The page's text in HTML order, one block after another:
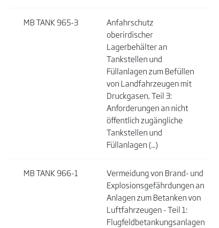
MB TANK 965-3
Anfahrschutz
oberirdischer
Lagerbehälter an
Tankstellen und
Füllanlagen zum Befüllen
von Landfahrzeugen mit
Druckgasen, Teil 3:
Anforderungen an nicht
öffentlich zugängliche
Tankstellen und
Füllanlagen (...)
MB TANK 966-1
Vermeidung von Brand- und
Explosionsgefährdungen an
Anlagen zum Betanken von
Luftfahrzeugen - Teil 1:
Flugfeldbetankungsanlagen